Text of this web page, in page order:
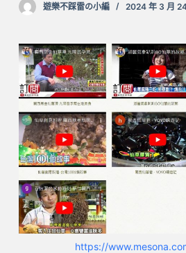
遊樂不踩雷の小編 2024 年 3 月
https://